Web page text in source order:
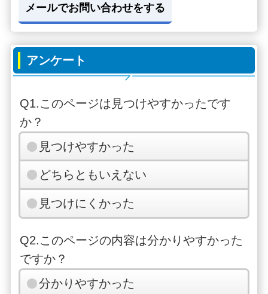
メールでお問い合わせをする
アンケート
Q1.このページは見つけやすかったです
か？
見つけやすかった
どちらともいえない
見つけにくかった
Q2.このページの内容は分かりやすかった
ですか？
分かりやすかった